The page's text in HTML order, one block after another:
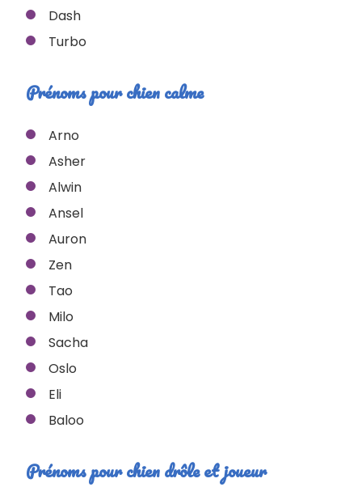
Dash
Turbo
Prénoms pour chien calme
Arno
Asher
Alwin
Ansel
Auron
Zen
Tao
Milo
Sacha
Oslo
Eli
Baloo
Prénoms pour chien drôle et joueur